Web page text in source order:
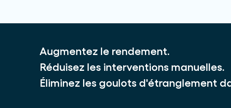
Augmentez le rendement.
Réduisez les interventions manuelles.
Éliminez les goulots d'étranglement